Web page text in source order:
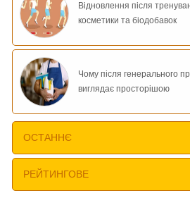
Відновлення після
косметики та біодобавок
Чому після генерального
виглядає просторішою
ОСТАННЄ
РЕЙТИНГОВЕ